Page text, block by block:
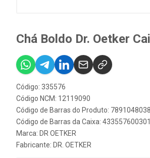
Chá Boldo Dr. Oetker
Código: 335576
Código NCM: 12119090
Código de Barras do Produto:
Código de Barras da Caixa:
Marca: DR OETKER
Fabricante: DR. OETKER